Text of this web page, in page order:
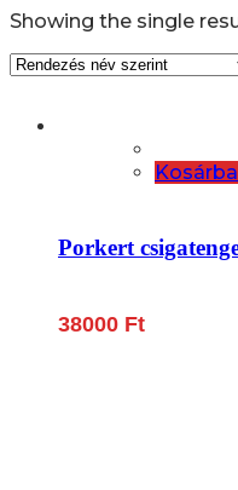
Showing the single
Porkert
38000 Ft